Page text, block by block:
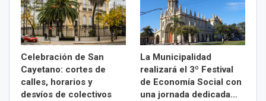
Celebración de San
Cayetano: cortes de
calles, horarios y
desvíos de colectivos
La Municipalidad
realizará el 3º Festival
de Economía Social con
una jornada dedicada…